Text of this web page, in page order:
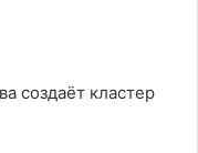
создаёт кластер